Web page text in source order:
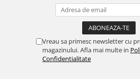
Vreau sa primesc newsletter cu
magazinului. Afla mai multe in
Confidentialitate